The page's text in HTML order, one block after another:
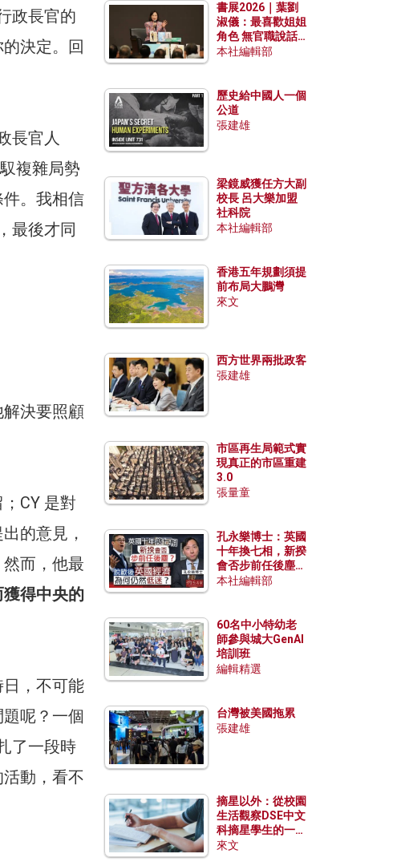
政長官的
決定。回
長官人
複雜局勢
。我相信
最後才同
決要照顧
CY 是對
的意見，
而，他最
得中央的
，不可能
呢？一個
了一段時
動，看不
書展2026｜葉劉
淑儀：最喜歡姐姐
角色 無官職說話
包袱少
本社編輯部
歷史給中國人一個
公道
張建雄
梁鏡威獲任方大副
校長 呂大樂加盟
社科院
本社編輯部
香港五年規劃須提
前布局大鵬灣
來文
西方世界兩批政客
張建雄
市區再生局範式實
現真正的市區重建
3.0
張量童
孔永樂博士：英國
十年換七相，新揆
會否步前任後塵？
脫歐後英國經濟為
本社編輯部
60名中小特幼老
師參與城大GenAI
培訓班
編輯精選
台灣被美國拖累
張建雄
摘星以外：從校園
生活觀察DSE中文
科摘星學生的一點
特質
來文